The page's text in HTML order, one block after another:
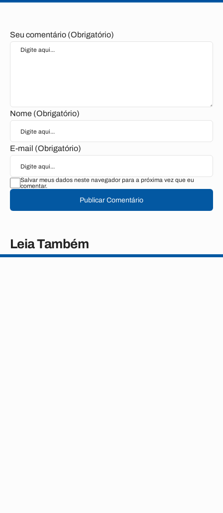
Seu comentário (Obrigatório)
Nome (Obrigatório)
E-mail (Obrigatório)
Salvar meus dados neste navegador para a próxima vez que eu
comentar.
Publicar Comentário
Leia Também